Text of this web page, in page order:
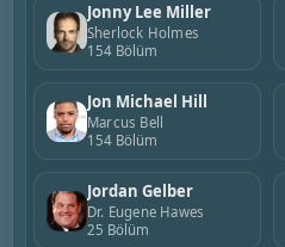
Jonny Lee Miller
Sherlock Holmes
154 Bölüm
Jon Michael Hill
Marcus Bell
154 Bölüm
Jordan Gelber
Dr. Eugene Hawes
25 Bölüm